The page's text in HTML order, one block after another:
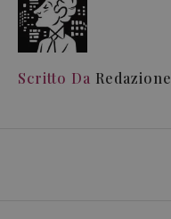
Scritto Da Redazione